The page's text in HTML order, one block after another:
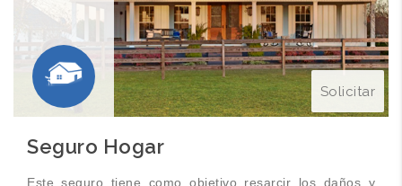
Solicitar
Seguro Hogar
Este seguro tiene como objetivo resarcir los daños y